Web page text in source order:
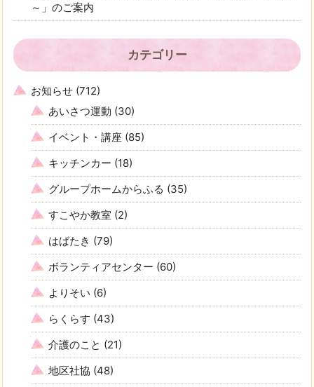
～」のご案内
カテゴリー
お知らせ (712)
あいさつ運動 (30)
イベント・講座 (85)
キッチンカー (18)
グループホームからふる (35)
すこやか教室 (2)
はばたき (79)
ボランティアセンター (60)
よりそい (6)
らくらす (43)
介護のこと (21)
地区社協 (48)